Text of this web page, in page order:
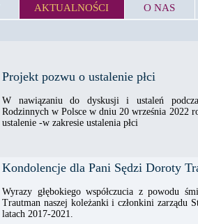
AKTUALNOŚCI O NAS
Projekt pozwu o ustalenie płci
W nawiązaniu do dyskusji i ustaleń
Rodzinnych w Polsce w dniu 20 września 2022
ustalenie -w zakresie ustalenia płci
Kondolencje dla Pani Sędzi Doroty
Wyrazy głębokiego współczucia z powodu
Trautman naszej koleżanki i członkini zarządu
latach 2017-2021.